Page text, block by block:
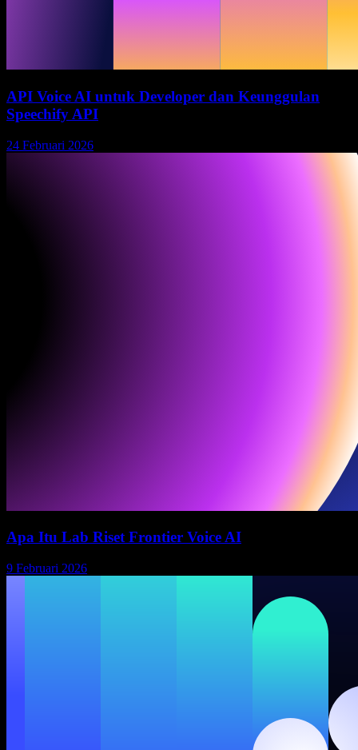
API Voice AI untuk Developer dan Keunggulan
Speechify API
24 Februari 2026
Apa Itu Lab Riset Frontier Voice AI
9 Februari 2026